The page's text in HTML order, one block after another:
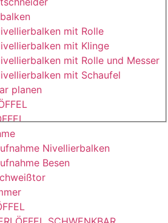
mit Rolle
mit Klinge
mit Rolle und Messer
mit Schaufel
planen
Nivellierbalken
Besen